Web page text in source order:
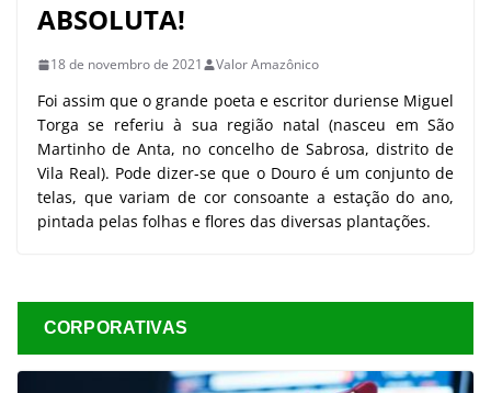
ABSOLUTA!
18 de novembro de 2021 Valor Amazônico
Foi assim que o grande poeta e escritor duriense Miguel
Torga se referiu à sua região natal (nasceu em São
Martinho de Anta, no concelho de Sabrosa, distrito de
Vila Real). Pode dizer-se que o Douro é um conjunto de
telas, que variam de cor consoante a estação do ano,
pintada pelas folhas e flores das diversas plantações.
CORPORATIVAS